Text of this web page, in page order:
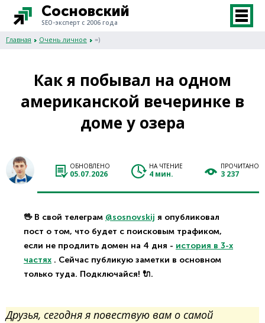
Сосновский
SEO-эксперт с 2006 года
Главная Очень личное =)
Как я побывал на одном
американской вечеринке в
доме у озера
ОБНОВЛЕНО
05.07.2026
НА ЧТЕНИЕ
4 мин.
ПРОЧИТАНО
3 237
🖖 В свой телеграм @sosnovskij я опубликовал
пост о том, что будет с поисковым трафиком,
если не продлить домен на 4 дня - история в 3-х
частях . Сейчас публикую заметки в основном
только туда. Подключайся! 🔌.
Друзья, сегодня я повествую вам о самой